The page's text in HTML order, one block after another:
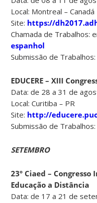
Local: Montreal – Canadá
Site: https://
Chamada de Trabalhos:
espanhol
Submissão de
EDUCERE – XIII
Data: de 28 a 31 de
Local: Curitiba – PR
Site: http://
Submissão de
SETEMBRO
23º Ciaed –
Educação a Distância
Data: de 17 a 21 de